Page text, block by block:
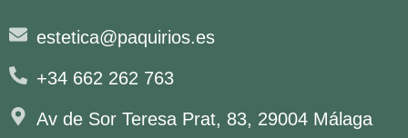
estetica@paquirios.es
+34 662 262 763
Av de Sor Teresa Prat, 83, 29004 Málaga